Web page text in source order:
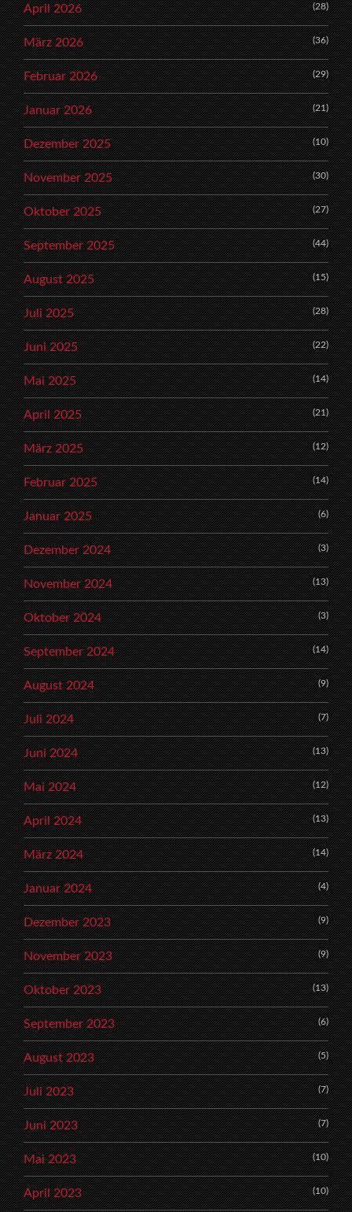
April 2026 (28)
März 2026 (36)
Februar 2026 (29)
Januar 2026 (21)
Dezember 2025 (10)
November 2025 (30)
Oktober 2025 (27)
September 2025 (44)
August 2025 (15)
Juli 2025 (28)
Juni 2025 (22)
Mai 2025 (14)
April 2025 (21)
März 2025 (12)
Februar 2025 (14)
Januar 2025 (6)
Dezember 2024 (3)
November 2024 (13)
Oktober 2024 (3)
September 2024 (14)
August 2024 (9)
Juli 2024 (7)
Juni 2024 (13)
Mai 2024 (12)
April 2024 (13)
März 2024 (14)
Januar 2024 (4)
Dezember 2023 (9)
November 2023 (9)
Oktober 2023 (13)
September 2023 (6)
August 2023 (5)
Juli 2023 (7)
Juni 2023 (7)
Mai 2023 (10)
April 2023 (10)